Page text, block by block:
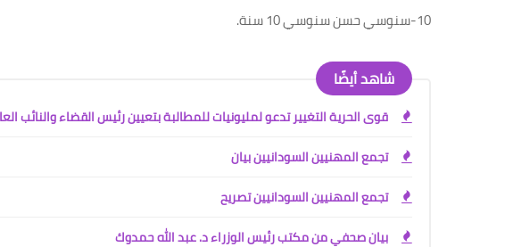
10- سنوسي حسن سنوسي 10 سنة .
شاهد أيضًا
قوى الحرية التغيير تدعو لمليونيات للمطالبة بتعيين رئيس القضاء والنائب
تجمع المهنيين السودانيين بيان
تجمع المهنيين السودانيين تصريح
بيان صحفي من مكتب رئيس الوزراء د. عبد الله حمدوك